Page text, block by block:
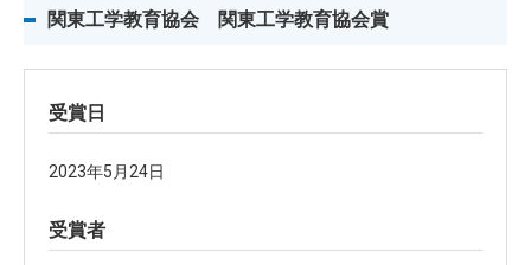
関東工学教育協会 関東工学教育協会賞
受賞日
2023年5月24日
受賞者